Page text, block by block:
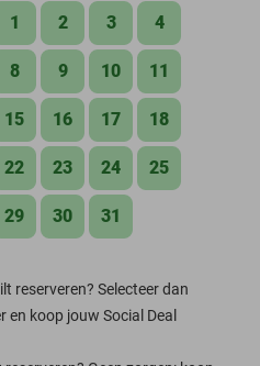
1 2 3 4
8 9 10 11
15 16 17 18
22 23 24 25
29 30 31
reserveren? Selecteer dan
en koop jouw Social Deal